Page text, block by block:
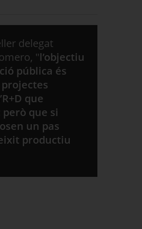
delegat
"l’objectiu
pública és
projectes
que
que si
un pas
productiu